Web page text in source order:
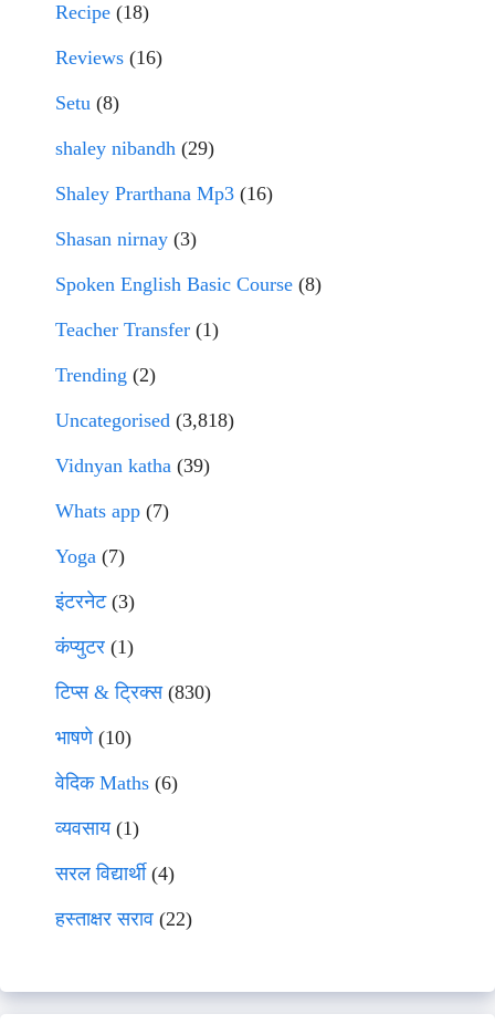
Recipe (18)
Reviews (16)
Setu (8)
shaley nibandh (29)
Shaley Prarthana Mp3 (16)
Shasan nirnay (3)
Spoken English Basic Course (8)
Teacher Transfer (1)
Trending (2)
Uncategorised (3,818)
Vidnyan katha (39)
Whats app (7)
Yoga (7)
इंटरनेट(3)
कंप्युटर (1)
टिप्स & ट्रिक्स(830)
भाषणे(10)
वेदिक Maths (6)
व्यवसाय(1)
सरल विद्यार्थी(4)
हस्ताक्षर सराव (22)